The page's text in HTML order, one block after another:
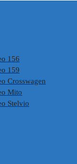
156
159
Crosswagen
Mito
Stelvio